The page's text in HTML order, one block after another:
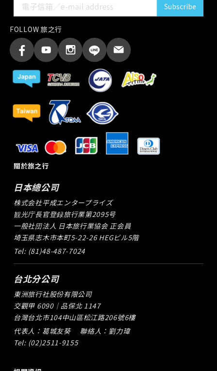
關於旅之行
日本總公司
株式会社平成エンタープライズ
観光庁長官登録旅行業第2095号
一般社団法人 日本旅行業協会 正会員
埼玉県志木市本町5-22-26 HEGビル5階
Tel: (81)48-487-7024
台北分公司
東洲旅行社股份有限公司
交觀甲 6090｜品保北 1147
台灣台北市104中山區松江路206號6樓
代表人：葛城友葵
聯絡人：劉力瑋
Tel: (02)2511-9155
Subscribe
FOLLOW 旅之行